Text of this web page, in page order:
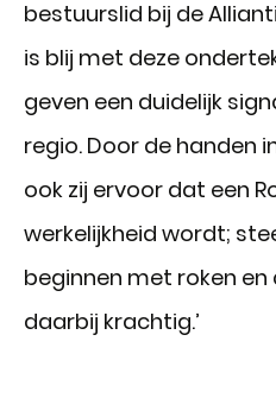
bestuurslid bij de
is blij met deze
geven een duidelijk
regio. Door de handen
ook zij ervoor dat een
werkelijkheid wordt;
beginnen met roken
daarbij krachtig.’